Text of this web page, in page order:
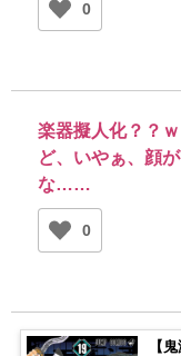
0
楽器擬人化？？
ど、いやぁ、顔
な……
0
【